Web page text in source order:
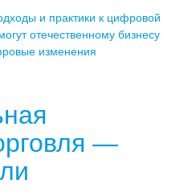
и практики к цифровой
отечественному бизнесу
изменения
—